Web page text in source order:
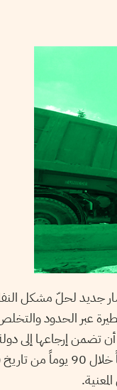
لحلّ مشكل
عبر الحدود
أن تضمن إرجاعها إلى
للتخلص منها بطريقة